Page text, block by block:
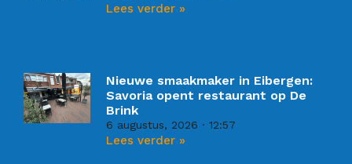
Lees verder »
Nieuwe smaakmaker in Eibergen:
Savoria opent restaurant op De
Brink
6 augustus, 2026 12:57
Lees verder »